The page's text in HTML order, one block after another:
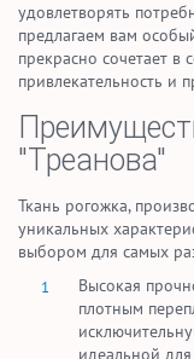
удовлетворять
предлагаем вам
прекрасно сочетает в
привлекательность и
"Треанова"
Ткань рогожка,
уникальных
выбором для самых
Высокая
плотным
идеальной